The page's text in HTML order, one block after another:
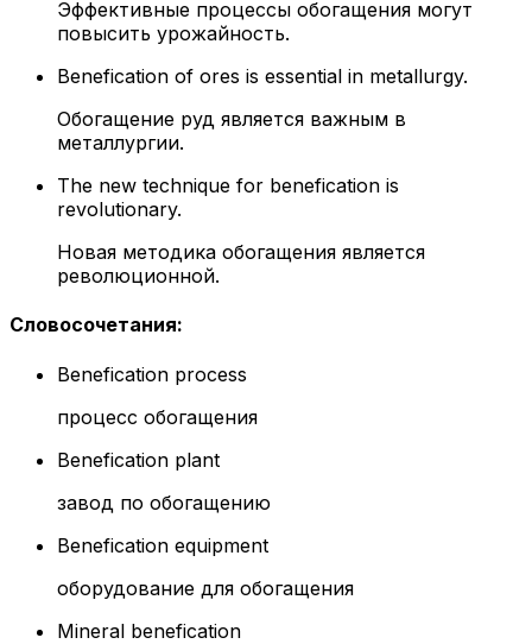
Эффективные процессы обогащения могут
повысить урожайность.
Benefication of ores is essential in metallurgy.
Обогащение руд является важным в
металлургии.
The new technique for benefication is
revolutionary.
Новая методика обогащения является
революционной.
Словосочетания:
Benefication process
процесс обогащения
Benefication plant
завод по обогащению
Benefication equipment
оборудование для обогащения
Mineral benefication